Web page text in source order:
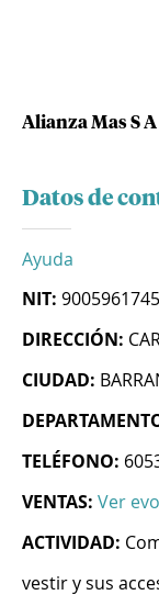
Alianza Mas S A
Datos de
Ayuda
NIT: 9005961745
DIRECCIÓN:
CIUDAD:
TELÉFONO:
VENTAS: Ver
ACTIVIDAD:
vestir y sus